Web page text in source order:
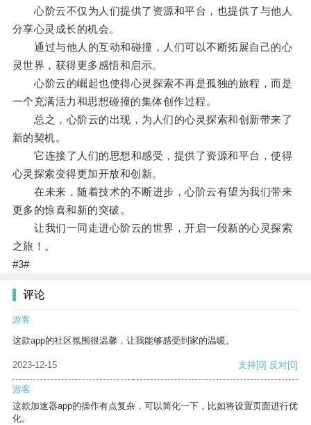
心阶云不仅为人们提供了资源和平台，也提供了与他人
分享心灵成长的机会。
通过与他人的互动和碰撞，人们可以不断拓展自己的心
灵世界，获得更多感悟和启示。
心阶云的崛起也使得心灵探索不再是孤独的旅程，而是
一个充满活力和思想碰撞的集体创作过程。
总之，心阶云的出现，为人们的心灵探索和创新带来了
新的契机。
它连接了人们的思想和感受，提供了资源和平台，使得
心灵探索变得更加开放和创新。
在未来，随着技术的不断进步，心阶云有望为我们带来
更多的惊喜和新的突破。
让我们一同走进心阶云的世界，开启一段新的心灵探索
之旅！。
#3#
评论
游客
这款app的社区氛围很温馨，让我能够感受到家的温暖。
2023-12-15 支持[0] 反对[0]
游客
这款加速器app的操作有点复杂，可以简化一下，比如将设置页面进行优
化。